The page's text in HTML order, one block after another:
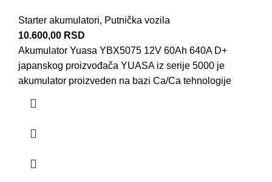
Starter akumulatori, Putnička vozila
10.600,00 RSD
Akumulator Yuasa YBX5075 12V 60Ah 640A D+
japanskog proizvođača YUASA iz serije 5000 je
akumulator proizveden na bazi Ca/Ca tehnologije